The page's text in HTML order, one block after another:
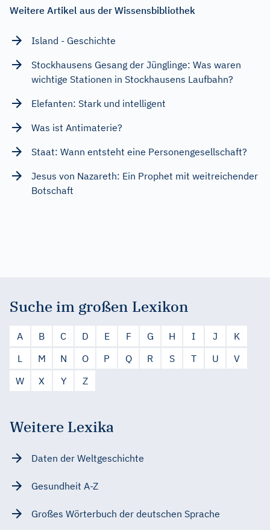
Weitere Artikel aus der Wissensbibliothek
Island - Geschichte
Stockhausens Gesang der Jünglinge: Was waren
wichtige Stationen in Stockhausens Laufbahn?
Elefanten: Stark und intelligent
Was ist Antimaterie?
Staat: Wann entsteht eine Personengesellschaft?
Jesus von Nazareth: Ein Prophet mit weitreichender
Botschaft
Suche im großen Lexikon
A B C D E F G H I J
K
L
M N O P Q R S T U
V
W
X Y Z
Weitere Lexika
Daten der Weltgeschichte
Gesundheit A-Z
Großes Wörterbuch der deutschen Sprache